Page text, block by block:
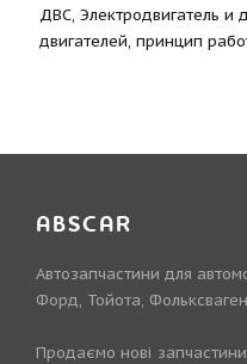
ДВС, Электродвигатель и
двигателей, принцип
ABSCAR
Автозапчастини для
Форд, Тойота,
Продаємо нові